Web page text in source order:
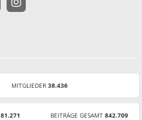
MITGLIEDER 38.436
81.271 BEITRÄGE GESAMT 842.709